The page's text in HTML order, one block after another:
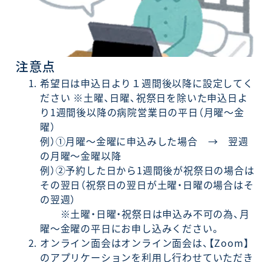
注意点
希望日は申込日より１週間後以降に設定してく
ださい ※土曜、日曜、祝祭日を除いた申込日よ
り1週間後以降の病院営業日の平日（月曜～金
曜）
例）①月曜～金曜に申込みした場合 → 翌週
の月曜～金曜以降
例）②予約した日から1週間後が祝祭日の場合は
その翌日（祝祭日の翌日が土曜・日曜の場合はそ
の翌週）
※土曜・日曜・祝祭日は申込み不可の為、月
曜～金曜の平日にお申し込みください。
オンライン面会はオンライン面会は、【Zoom】
のアプリケーションを利用し行わせていただき